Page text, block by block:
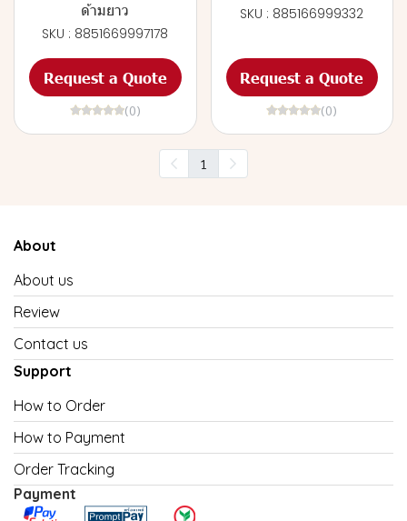
ด้ามยาว
SKU : 8851669997178
Request a Quote
(0)
SKU : 885166999332
Request a Quote
(0)
1
About
About us
Review
Contact us
Support
How to Order
How to Payment
Order Tracking
Payment